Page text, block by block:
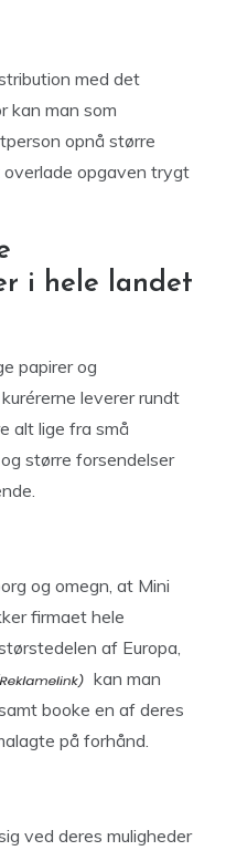
med det
kan man som
opnå større
opgaven trygt
i hele landet
papirer og
leverer rundt
alt lige fra små
større forsendelser
og omegn, at Mini
firmaet hele
af Europa,
kan man
booke en af deres
på forhånd.
ved deres muligheder